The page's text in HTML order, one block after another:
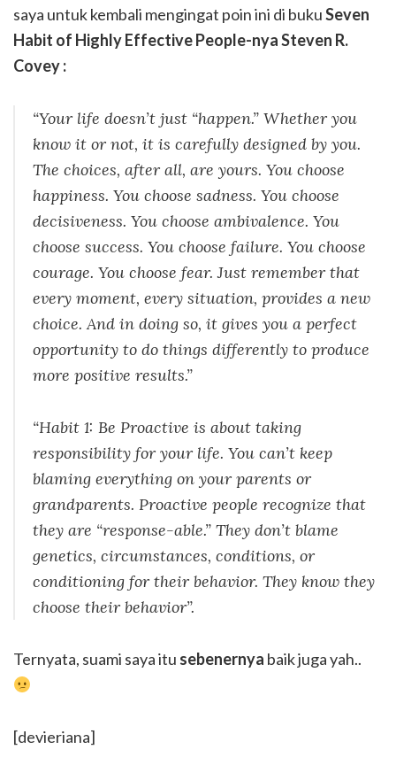
saya untuk kembali mengingat poin ini di bukuSeven
Habit of Highly Effective People-nya Steven R.
Covey :
“Your life doesn’t just “happen.” Whether you
know it or not, it is carefully designed by you.
The choices, after all, are yours. You choose
happiness. You choose sadness. You choose
decisiveness. You choose ambivalence. You
choose success. You choose failure. You choose
courage. You choose fear. Just remember that
every moment, every situation, provides a new
choice. And in doing so, it gives you a perfect
opportunity to do things differently to produce
more positive results.”
“Habit 1: Be Proactive is about taking
responsibility for your life. You can’t keep
blaming everything on your parents or
grandparents. Proactive people recognize that
they are “response-able.” They don’t blame
genetics, circumstances, conditions, or
conditioning for their behavior. They know they
choose their behavior”.
Ternyata, suami saya itu sebenernya baik juga yah..
[devieriana]